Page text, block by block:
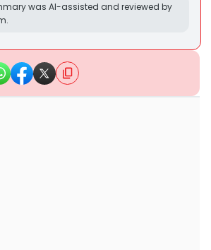
was AI-assisted and reviewed by